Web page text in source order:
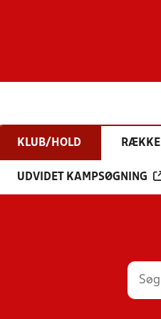
KLUB/HOLD RÆKKE
UDVIDET KAMPSØGNING